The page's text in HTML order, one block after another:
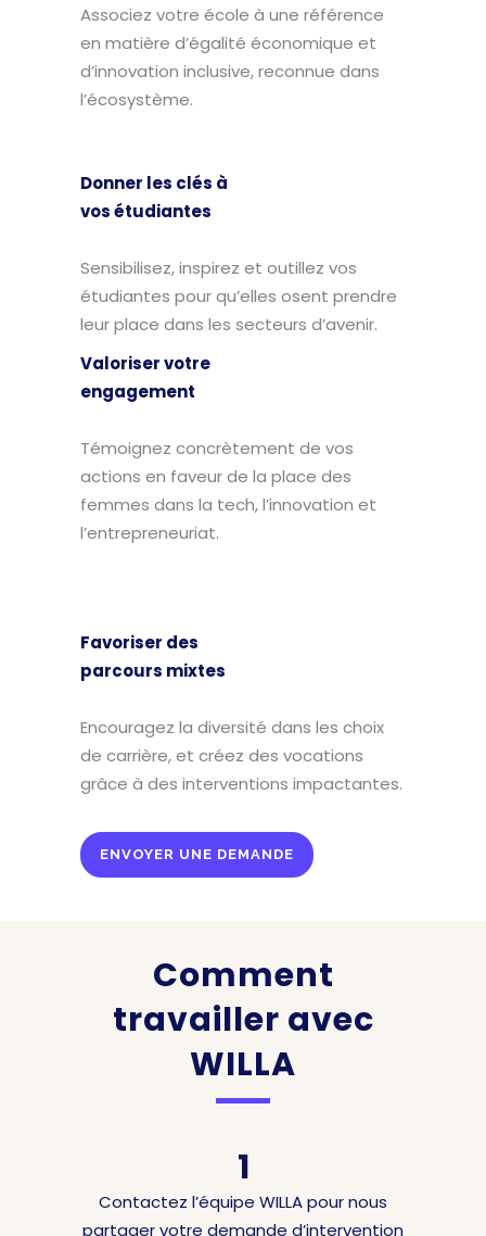
Associez votre école à une référence
en matière d’égalité économique et
d’innovation inclusive, reconnue dans
l’écosystème.
Donner les clés à
vos étudiantes
Sensibilisez, inspirez et outillez vos
étudiantes pour qu’elles osent prendre
leur place dans les secteurs d’avenir.
Valoriser votre
engagement
Témoignez concrètement de vos
actions en faveur de la place des
femmes dans la tech, l’innovation et
l’entrepreneuriat.
Favoriser des
parcours mixtes
Encouragez la diversité dans les choix
de carrière, et créez des vocations
grâce à des interventions impactantes.
ENVOYER UNE DEMANDE
Comment
travailler avec
WILLA
1
Contactez l’équipe WILLA pour nous
partager votre demande d’intervention